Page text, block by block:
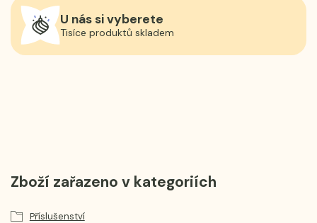
U nás si vyberete
Tisíce produktů skladem
Zboží zařazeno v kategoriích
Příslušenství